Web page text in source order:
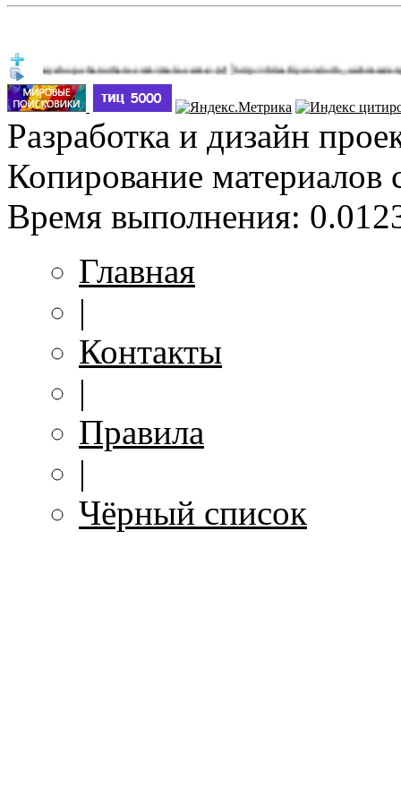
male-cams/(2)|http://filesfly.co/sloth_webmaster.php(3)|
Разработка и дизайн
Копирование материалов
Время выполнения:
Главная
|
Контакты
|
Правила
|
Чёрный список